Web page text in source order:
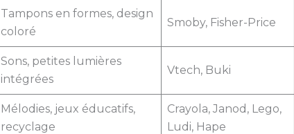
Tampons en formes, design
coloré
Smoby, Fisher-Price
Sons, petites lumières
intégrées
Vtech, Buki
Mélodies, jeux éducatifs,
recyclage
Crayola, Janod, Lego,
Ludi, Hape